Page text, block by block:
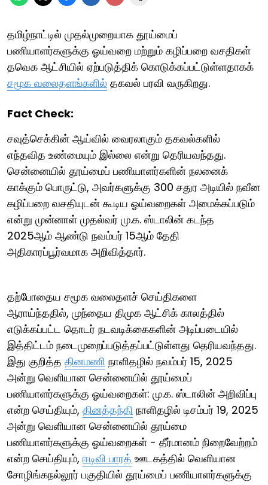
தமிழ்நாட்டில் முதல்முறையாக தூய்மைப்
பணியாளர்களுக்கு ஓய்வறை மற்றும் கழிப்பறை வசதிகள்
தவெக ஆட்சியில் ஏற்படுத்திக் கொடுக்கப்பட்டுள்ளதாகக்
சமூக வலைதளங்களில் தகவல் பரவி வருகிறது.
Fact Check:
சவுத்செக்கின் ஆய்வில் வைரலாகும் தகவல்களில்
எந்தவித உண்மையும் இல்லை என்று தெரியவந்தது.
சென்னையில் தூய்மைப் பணியாளர்களின் நலனைக்
காக்கும் பொருட்டு, அவர்களுக்கு 300 சதுர அடியில் நவீன
கழிப்பறை வசதியுடன் கூடிய ஓய்வறைகள் அமைக்கப்படும்
என்று முன்னாள் முதல்வர் மு.க. ஸ்டாலின் கடந்த
2025ஆம் ஆண்டு நவம்பர் 15ஆம் தேதி
அதிகாரப்பூர்வமாக அறிவித்தார்.
தற்போதைய சமூக வலைதளச் செய்திகளை
ஆராய்ந்ததில், முந்தைய திமுக ஆட்சிக் காலத்தில்
எடுக்கப்பட்ட தொடர் நடவடிக்கைகளின் அடிப்படையில்
இத்திட்டம் நடைமுறைப்படுத்தப்பட்டுள்ளது தெரியவந்தது.
இது குறித்த தினமணி நாளிதழில் நவம்பர் 15, 2025
அன்று வெளியான சென்னையில் தூய்மைப்
பணியாளர்களுக்கு ஓய்வறைகள்: மு.க. ஸ்டாலின் அறிவிப்பு
என்ற செய்தியும், தினத்தந்தி நாளிதழில் டிசம்பர் 19, 2025
அன்று வெளியான சென்னையில் தூய்மை
பணியாளர்களுக்கு ஓய்வறைகள் - தீர்மானம் நிறைவேற்றம்
என்ற செய்தியும், ஈடிவி பாரத் ஊடகத்தில் வெளியான
சோழிங்கநல்லூர் பகுதியில் தூய்மைப் பணியாளர்களுக்கு